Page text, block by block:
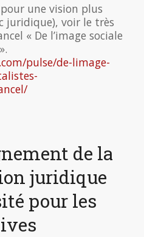
une vision plus
juridique), voir le très
« De l’image sociale
pulse/de-limage-
de la
juridique
pour les